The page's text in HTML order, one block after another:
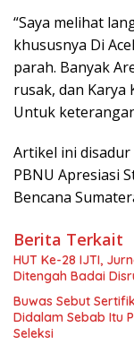
“Saya melihat
khususnya Di
parah. Banyak
rusak, dan Karya
Untuk
Artikel ini disadur
PBNU Apresiasi
Bencana
Berita Terkait
HUT Ke-28 IJTI,
Ditengah Badai
Buwas Sebut
Didalam Sebab Itu
Seleksi